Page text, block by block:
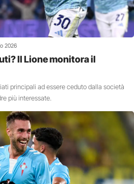
2026
Il Lione monitora il
principali ad essere ceduto dalla società
più interessate.